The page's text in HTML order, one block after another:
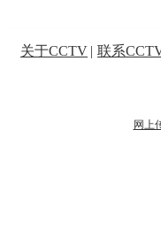
关于CCTV | 联系
网上